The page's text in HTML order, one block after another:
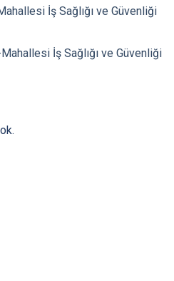
İş Sağlığı ve Güvenliği
İş Sağlığı ve Güvenliği